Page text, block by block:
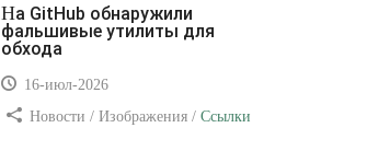
На GitHub обнаружили
фальшивые утилиты для
обхода
16-июл-2026
Новости / Изображения / Ссылки